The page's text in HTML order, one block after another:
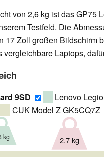
von 2,6 kg ist das GP75
Testfeld. Die
17 Zoll großen Bildschirm
vergleichbare Laptops,
9SD Lenovo
CUK Model Z GK5CQ7Z
kg 2.7 kg